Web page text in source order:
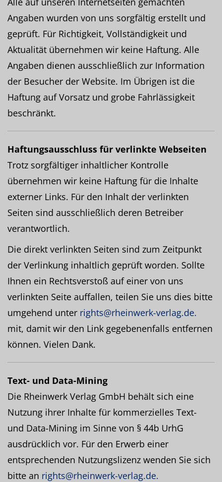
Angaben wurden von uns sorgfältig erstellt und
geprüft. Für Richtigkeit, Vollständigkeit und
Aktualität übernehmen wir keine Haftung. Alle
Angaben dienen ausschließlich zur Information
der Besucher der Website. Im Übrigen ist die
Haftung auf Vorsatz und grobe Fahrlässigkeit
beschränkt.
Haftungsausschluss für verlinkte Webseiten
Trotz sorgfältiger inhaltlicher Kontrolle
übernehmen wir keine Haftung für die Inhalte
externer Links. Für den Inhalt der verlinkten
Seiten sind ausschließlich deren Betreiber
verantwortlich.
Die direkt verlinkten Seiten sind zum Zeitpunkt
der Verlinkung inhaltlich geprüft worden. Sollte
Ihnen ein Rechtsverstoß auf einer von uns
verlinkten Seite auffallen, teilen Sie uns dies bitte
umgehend unter rights@rheinwerk-verlag.de.
mit, damit wir den Link gegebenenfalls entfernen
können. Vielen Dank.
Text- und Data-Mining
Die Rheinwerk Verlag GmbH behält sich eine
Nutzung ihrer Inhalte für kommerzielles Text-
und Data-Mining im Sinne von § 44b UrhG
ausdrücklich vor. Für den Erwerb einer
entsprechenden Nutzungslizenz wenden Sie sich
bitte an rights@rheinwerk-verlag.de.